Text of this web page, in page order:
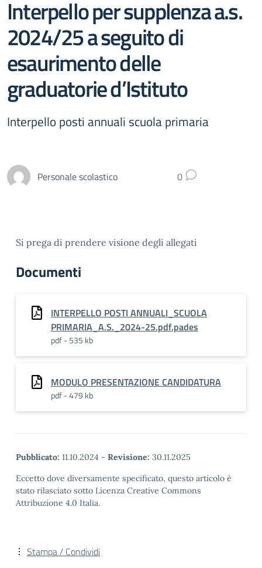
Interpello per supplenza a.s.
2024/25 a seguito di
esaurimento delle
graduatorie d’Istituto
Interpello posti annuali scuola primaria
Personale scolastico 0
Si prega di prendere visione degli allegati
Documenti
INTERPELLO POSTI ANNUALI_SCUOLA
PRIMARIA_A.S._2024-25.pdf.pades
pdf - 535 kb
MODULO PRESENTAZIONE CANDIDATURA
pdf - 479 kb
Pubblicato: 11.10.2024 - Revisione: 30.11.2025
Eccetto dove diversamente specificato, questo articolo è
stato rilasciato sotto Licenza Creative Commons
Attribuzione 4.0 Italia.
Stampa / Condividi